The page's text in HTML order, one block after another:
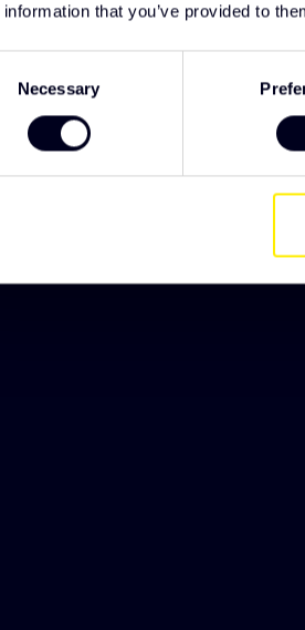
information that you’ve provided to
Necessary